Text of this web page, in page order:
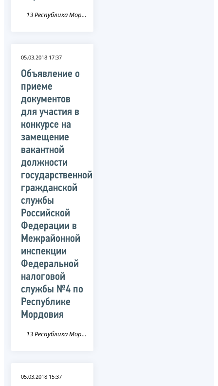
13 Республика Мордовия
05.03.2018 17:37
Объявление о
приеме
документов
для участия в
конкурсе на
замещение
вакантной
должности
государственной
гражданской
службы
Российской
Федерации в
Межрайонной
инспекции
Федеральной
налоговой
службы №4 по
Республике
Мордовия
13 Республика Мордовия
05.03.2018 15:37